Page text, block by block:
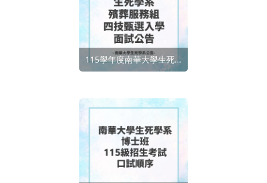
115學年度南華大學生死學系四技甄選入學指定項目面試時間查詢